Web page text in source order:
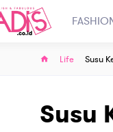
Life Susu
Susu